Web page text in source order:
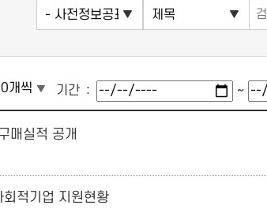
기간 ~
매실적 공개
적기업 지원현황